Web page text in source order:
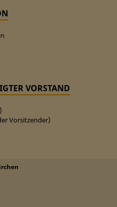
VORSTAND
Vorsitzender)